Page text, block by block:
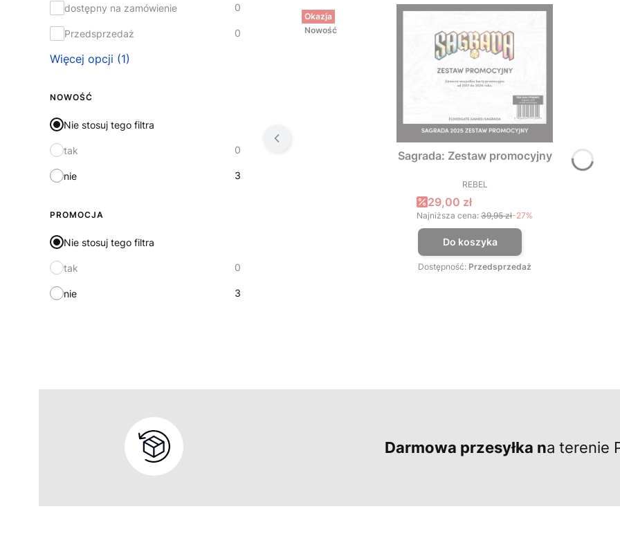
dostępny na zamówienie 0
Przedsprzedaż 0
Więcej opcji (1)
NOWOŚĆ
Nie stosuj tego filtra
tak 0
nie 3
PROMOCJA
Nie stosuj tego filtra
tak 0
nie 3
Okazja
Nowość
Sagrada: Zestaw promocyjny
PRODUCENT
REBEL
Cena promocyjna
29,00 zł
Najniższa cena: 39,95 zł-27%
Do koszyka
Dostępność: Przedsprzedaż
Darmowa przesyłka na terenie